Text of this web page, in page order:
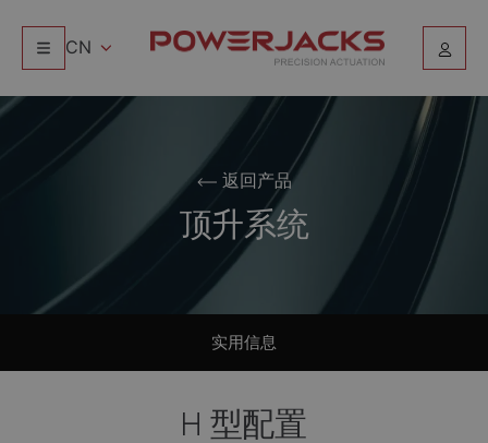
CN
返回产品
顶升系统
实用信息
H 型配置